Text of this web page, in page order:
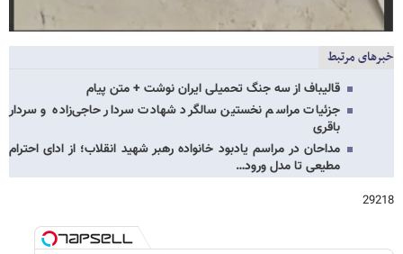
خبرهای مرتبط
قالیباف از سه جنگ تحمیلی ایران نوشت + متن پیام
جزئیات مراسم نخستین سالگرد شهادت سردار حاجی‌زاده و سردار
باقری
مداحان در مراسم یادبود خانواده رهبر شهید انقلاب؛ از ادای احترام
مطیعی تا مدل ورود…
29218